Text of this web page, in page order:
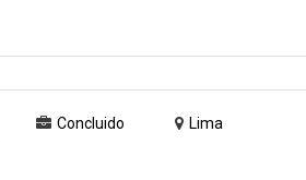
Concluido Lima